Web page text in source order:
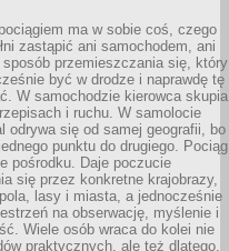
ma w sobie coś, czego
zastąpić ani samochodem, ani
przemieszczania się, który
być w drodze i naprawdę tę
W samochodzie kierowca skupia
i ruchu. W samolocie
odrywa się od samej geografii, bo
punktu do drugiego. Pociąg
pośrodku. Daje poczucie
się przez konkretne krajobrazy,
lasy i miasta, a jednocześnie
na obserwację, myślenie i
Wiele osób wraca do kolei nie
praktycznych, ale też dlatego,